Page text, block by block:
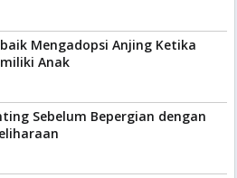
Mengadopsi Anjing Ketika
Anak
Sebelum Bepergian dengan